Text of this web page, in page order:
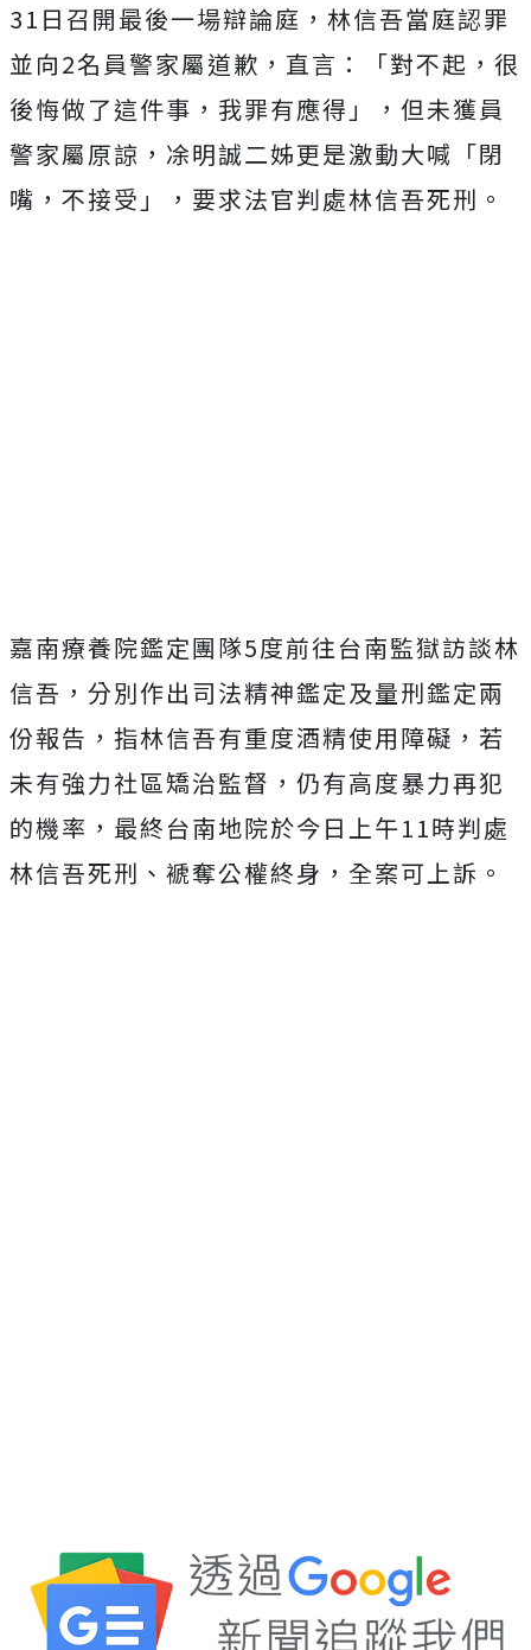
31日召開最後一場辯論庭，林信吾當庭認罪
並向2名員警家屬道歉，直言：「對不起，很
後悔做了這件事，我罪有應得」，但未獲員
警家屬原諒，凃明誠二姊更是激動大喊「閉
嘴，不接受」，要求法官判處林信吾死刑。
嘉南療養院鑑定團隊5度前往台南監獄訪談林
信吾，分別作出司法精神鑑定及量刑鑑定兩
份報告，指林信吾有重度酒精使用障礙，若
未有強力社區矯治監督，仍有高度暴力再犯
的機率，最終台南地院於今日上午11時判處
林信吾死刑、褫奪公權終身，全案可上訴。